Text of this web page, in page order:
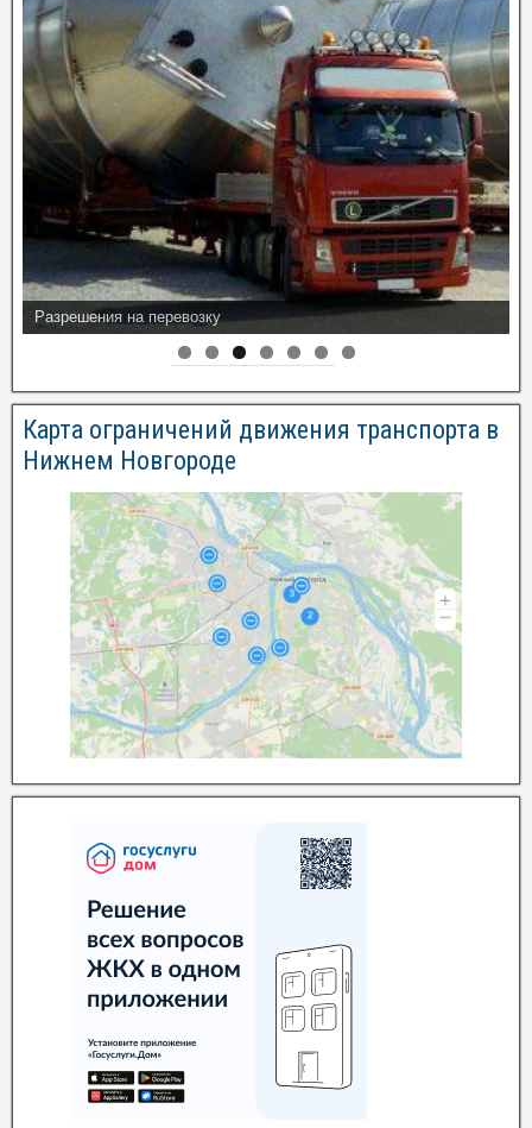
Разрешения на перевозку
Карта ограничений движения транспорта в
Нижнем Новгороде